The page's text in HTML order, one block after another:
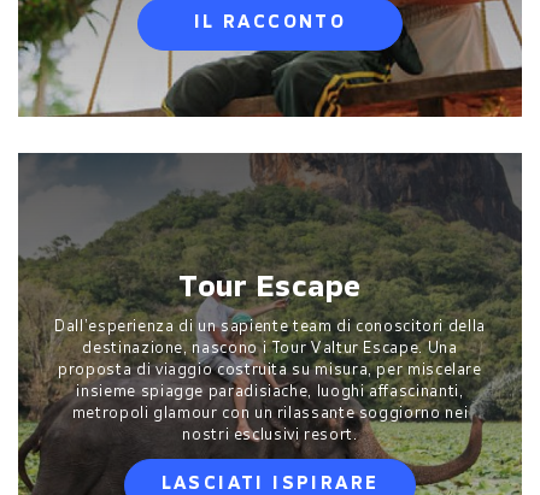
IL RACCONTO
Tour Escape
Dall’esperienza di un sapiente team di conoscitori della
destinazione, nascono i Tour Valtur Escape. Una
proposta di viaggio costruita su misura, per miscelare
insieme spiagge paradisiache, luoghi affascinanti,
metropoli glamour con un rilassante soggiorno nei
nostri esclusivi resort.
LASCIATI ISPIRARE